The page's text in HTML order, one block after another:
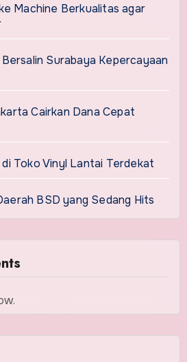
Machine Berkualitas agar
Surabaya Kepercayaan
Cairkan Dana Cepat
Toko Vinyl Lantai Terdekat
BSD yang Sedang Hits